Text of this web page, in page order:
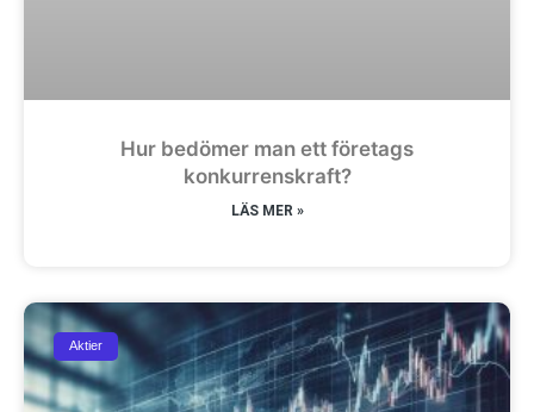
Hur bedömer man ett företags
konkurrenskraft?
LÄS MER »
Aktier